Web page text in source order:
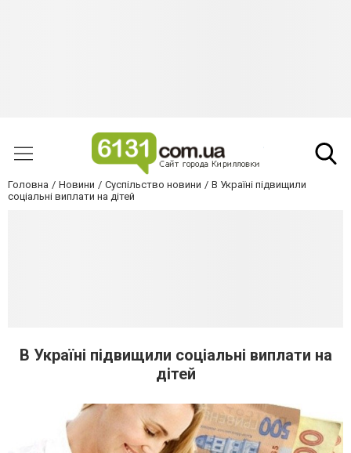
Головна Новини Суспільство новини
В Україні підвищили
соціальні виплати на дітей
В Україні підвищили соціальні виплати на
дітей